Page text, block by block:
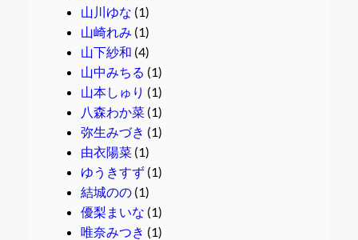
山川ゆな (1)
山崎れみ (1)
山下紗和 (4)
山中みちる (1)
山本しゅり (1)
八森わか菜(1)
弥生みづき (1)
由衣陽菜(1)
ゆうきすず(1)
結城のの(1)
優梨まいな (1)
唯奈みつき (1)